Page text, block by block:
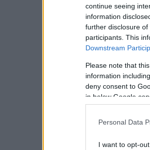
continue seeing
information
further disclosure of
participants. This
Downstream
Please note that
information
deny consent to
in below Google
Personal Data
I want to opt-